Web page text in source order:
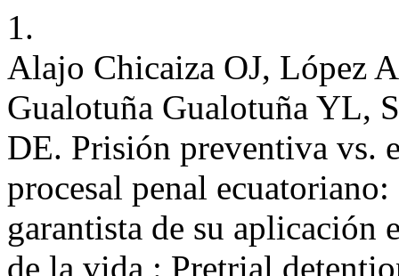
1.
Alajo Chicaiza OJ, López
Gualotuña Gualotuña YL,
DE. Prisión preventiva vs.
procesal penal
garantista de su
de la vida : Pretrial